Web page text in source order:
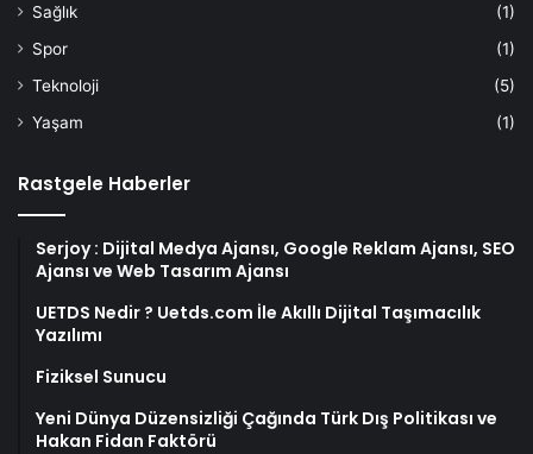
Sağlık
(1)
Spor
(1)
Teknoloji
(5)
Yaşam
(1)
Rastgele Haberler
Serjoy : Dijital Medya Ajansı, Google Reklam Ajansı, SEO
Ajansı ve Web Tasarım Ajansı
UETDS Nedir ? Uetds.com İle Akıllı Dijital Taşımacılık
Yazılımı
Fiziksel Sunucu
Yeni Dünya Düzensizliği Çağında Türk Dış Politikası ve
Hakan Fidan Faktörü